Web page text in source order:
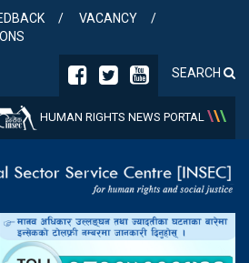
VACANCY
SEARCH
HUMAN RIGHTS NEWS PORTAL \\\